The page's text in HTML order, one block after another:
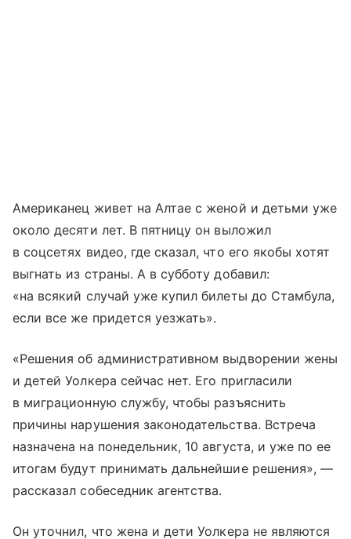
Американец живет на Алтае с женой и детьми уже
около десяти лет. В пятницу он выложил
в соцсетях видео, где сказал, что его якобы хотят
выгнать из страны. А в субботу добавил:
«на всякий случай уже купил билеты до Стамбула,
если все же придется уезжать».
«Решения об административном выдворении жены
и детей Уолкера сейчас нет. Его пригласили
в миграционную службу, чтобы разъяснить
причины нарушения законодательства. Встреча
назначена на понедельник, 10 августа, и уже по ее
итогам будут принимать дальнейшие решения», —
рассказал собеседник агентства.
Он уточнил, что жена и дети Уолкера не являются